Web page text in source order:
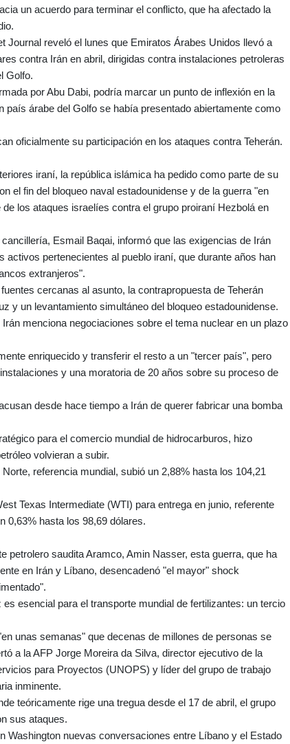
un acuerdo para terminar el conflicto, que ha afectado la
Journal reveló el lunes que Emiratos Árabes Unidos llevó a
contra Irán en abril, dirigidas contra instalaciones petroleras
Golfo.
por Abu Dabi, podría marcar un punto de inflexión en la
país árabe del Golfo se había presentado abiertamente como
oficialmente su participación en los ataques contra Teherán.
iraní, la república islámica ha pedido como parte de su
el fin del bloqueo naval estadounidense y de la guerra "en
los ataques israelíes contra el grupo proiraní Hezbolá en
Esmail Baqai, informó que las exigencias de Irán
activos pertenecientes al pueblo iraní, que durante años han
extranjeros".
cercanas al asunto, la contrapropuesta de Teherán
y un levantamiento simultáneo del bloqueo estadounidense.
menciona negociaciones sobre el tema nuclear en un plazo
enriquecido y transferir el resto a un "tercer país", pero
y una moratoria de 20 años sobre su proceso de
desde hace tiempo a Irán de querer fabricar una bomba
para el comercio mundial de hidrocarburos, hizo
volvieran a subir.
referencia mundial, subió un 2,88% hasta los 104,21
Texas Intermediate (WTI) para entrega en junio, referente
0,63% hasta los 98,69 dólares.
petrolero saudita Aramco, Amin Nasser, esta guerra, que ha
en Irán y Líbano, desencadenó "el mayor" shock
esencial para el transporte mundial de fertilizantes: un tercio
unas semanas" que decenas de millones de personas se
a la AFP Jorge Moreira da Silva, director ejecutivo de la
para Proyectos (UNOPS) y líder del grupo de trabajo
inminente.
teóricamente rige una tregua desde el 17 de abril, el grupo
sus ataques.
Washington nuevas conversaciones entre Líbano y el Estado